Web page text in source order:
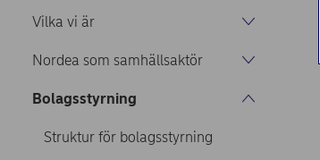
Vilka vi är
Nordea som samhällsaktör
Bolagsstyrning
Struktur för bolagsstyrning